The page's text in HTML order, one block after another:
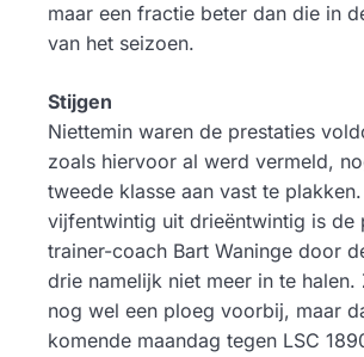
maar een fractie beter dan die in
van het seizoen.
Stijgen
​Niettemin waren de prestaties
zoals hiervoor al werd vermeld,
tweede klasse aan vast te
vijfentwintig uit drieëntwintig is de
trainer-coach Bart Waninge door
drie namelijk niet meer in te halen.
nog wel een ploeg voorbij, maar
komende maandag tegen LSC